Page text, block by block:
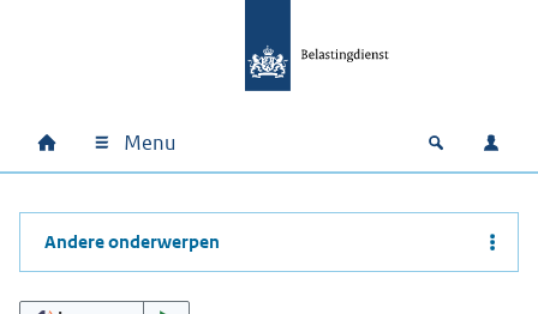
Hoofdnavigatie
Home Menu Open
Andere onderwerpen